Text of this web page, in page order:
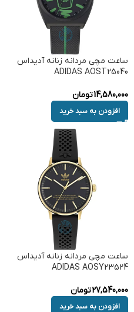
ساعت مچی مردانه زنانه آدیداس
ADIDAS AOST25040
14,580,000تومان
افزودن به سبد خرید
ساعت مچی مردانه زنانه آدیداس
ADIDAS AOSY23524
27,540,000تومان
افزودن به سبد خرید